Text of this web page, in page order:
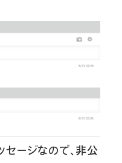
セージなので、非公